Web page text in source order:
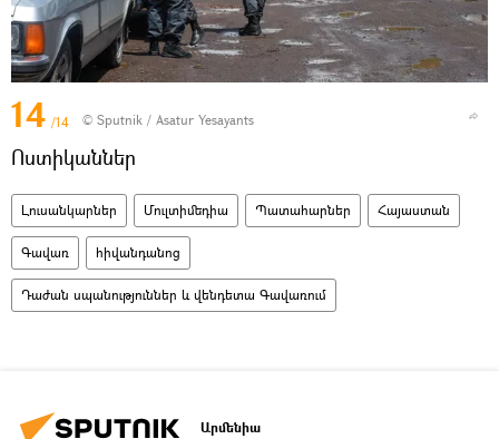
14 /14 © Sputnik / Asatur Yesayants
Ոստիկաններ
Լուսանկարներ Մուլտիմեդիա Պատահարներ Հայաստան
Գավառ հիվանդանոց
Դաժան սպանություններ և վենդետա Գավառում
Արմենիա